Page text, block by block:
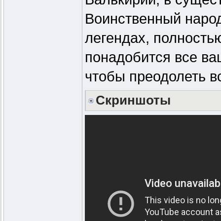
Воинственный
легендах,
понадобится все
чтобы преодолеть
Скриншоты